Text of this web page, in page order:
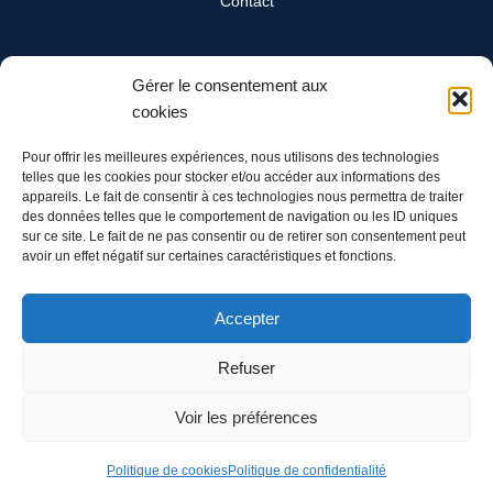
Gérer le consentement aux
cookies
Pour offrir les meilleures expériences, nous utilisons des technologies
telles que les cookies pour stocker et/ou accéder aux informations des
appareils. Le fait de consentir à ces technologies nous permettra de traiter
des données telles que le comportement de navigation ou les ID uniques
sur ce site. Le fait de ne pas consentir ou de retirer son consentement peut
avoir un effet négatif sur certaines caractéristiques et fonctions.
Accepter
Refuser
Voir les préférences
Politique de cookiesPolitique de confidentialité
SwissReline
Un département Cand-Landi SA
1422 Grandson
Tél: 024 445 00 90
Mail: info@swissreline.ch
@2024 SwissReline